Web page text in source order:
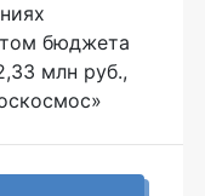
бюджета
млн руб.,